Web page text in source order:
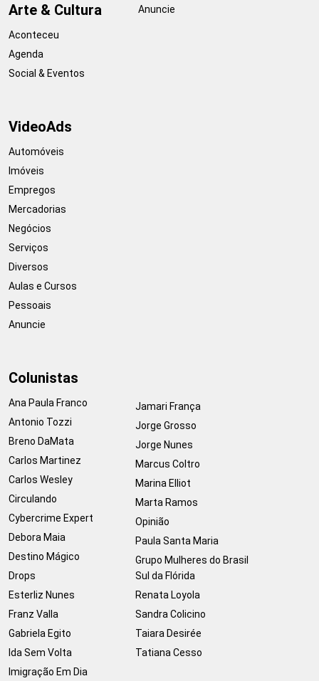
Arte & Cultura
Aconteceu
Agenda
Social & Eventos
Anuncie
VideoAds
Automóveis
Imóveis
Empregos
Mercadorias
Negócios
Serviços
Diversos
Aulas e Cursos
Pessoais
Anuncie
Colunistas
Ana Paula Franco
Antonio Tozzi
Breno DaMata
Carlos Martinez
Carlos Wesley
Circulando
Cybercrime Expert
Debora Maia
Destino Mágico
Drops
Esterliz Nunes
Franz Valla
Gabriela Egito
Ida Sem Volta
Imigração Em Dia
Jamari França
Jorge Grosso
Jorge Nunes
Marcus Coltro
Marina Elliot
Marta Ramos
Opinião
Paula Santa Maria
Grupo Mulheres do Brasil
Sul da Flórida
Renata Loyola
Sandra Colicino
Taiara Desirée
Tatiana Cesso